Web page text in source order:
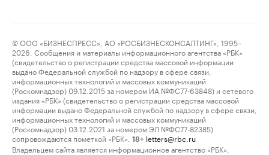
© ООО «БИЗНЕСПРЕСС», АО «РОСБИЗНЕСКОНСАЛТИНГ», 1995–
2026. Сообщения и материалы информационного агентства «РБК»
(свидетельство о регистрации средства массовой информации
выдано Федеральной службой по надзору в сфере связи,
информационных технологий и массовых коммуникаций
(Роскомнадзор) 09.12.2015 за номером ИА №ФС77-63848) и сетевого
издания «РБК» (свидетельство о регистрации средства массовой
информации выдано Федеральной службой по надзору в сфере связи,
информационных технологий и массовых коммуникаций
(Роскомнадзор) 03.12.2021 за номером ЭЛ №ФС77-82385)
сопровождаются пометкой «РБК».
18+ letters@rbc.ru
Владельцем сайта является информационное агентство «РБК».